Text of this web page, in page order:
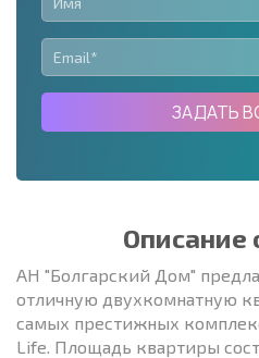
ЗАДАТЬ
Описание
АН "Болгарский Дом"
отличную двухкомнатную
самых престижных
Life. Площадь квартиры